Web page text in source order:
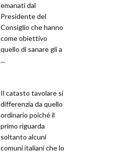
emanati dal
Presidente del
Consiglio che hanno
come obiettivo
quello di sanare gli a
...
Il catasto tavolare si
differenzia da quello
ordinario poiché il
primo riguarda
soltanto alcuni
comuni italiani che lo